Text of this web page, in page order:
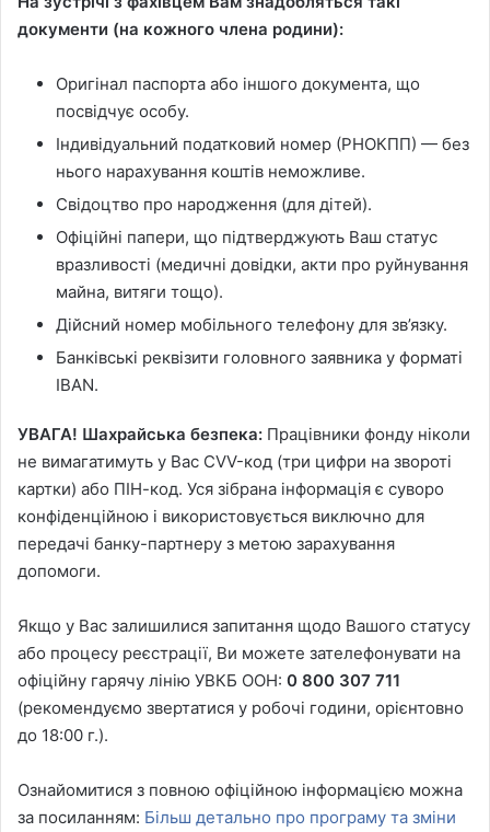
документи (на кожного члена родини):
Оригінал паспорта або іншого документа, що
посвідчує особу.
Індивідуальний податковий номер (РНОКПП) — без
нього нарахування коштів неможливе.
Свідоцтво про народження (для дітей).
Офіційні папери, що підтверджують Ваш статус
вразливості (медичні довідки, акти про руйнування
майна, витяги тощо).
Дійсний номер мобільного телефону для зв’язку.
Банківські реквізити головного заявника у форматі
IBAN.
УВАГА! Шахрайська безпека: Працівники фонду ніколи
не вимагатимуть у Вас CVV-код (три цифри на звороті
картки) або ПІН-код. Уся зібрана інформація є суворо
конфіденційною і використовується виключно для
передачі банку-партнеру з метою зарахування
допомоги.
Якщо у Вас залишилися запитання щодо Вашого статусу
або процесу реєстрації, Ви можете зателефонувати на
офіційну гарячу лінію УВКБ ООН: 0 800 307 711
(рекомендуємо звертатися у робочі години, орієнтовно
до 18:00 г.).
Ознайомитися з повною офіційною інформацією можна
за посиланням: Більш детально про програму та зміни